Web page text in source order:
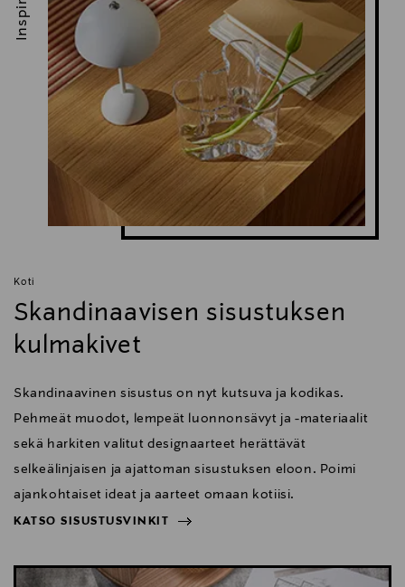
Koti
Skandinaavisen sisustuksen
kulmakivet
Skandinaavinen sisustus on nyt kutsuva ja kodikas.
Pehmeät muodot, lempeät luonnonsävyt ja -materiaalit
sekä harkiten valitut designaarteet herättävät
selkeälinjaisen ja ajattoman sisustuksen eloon. Poimi
ajankohtaiset ideat ja aarteet omaan kotiisi.
KATSO SISUSTUSVINKIT
KATSO SISUSTUSVINKIT